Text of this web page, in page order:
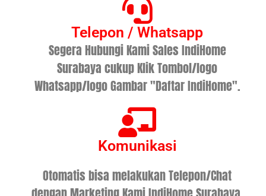
Telepon / Whatsapp
Segera Hubungi Kami Sales IndiHome
Surabaya cukup Klik Tombol/logo
Whatsapp/logo Gambar "Daftar IndiHome".
Komunikasi
Otomatis bisa melakukan Telepon/Chat